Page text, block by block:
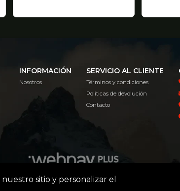
INFORMACIÓN
Nosotros
SERVICIO AL CLIENTE
Términos y condiciones
Políticas de devolución
Contacto
sitio y personalizar el